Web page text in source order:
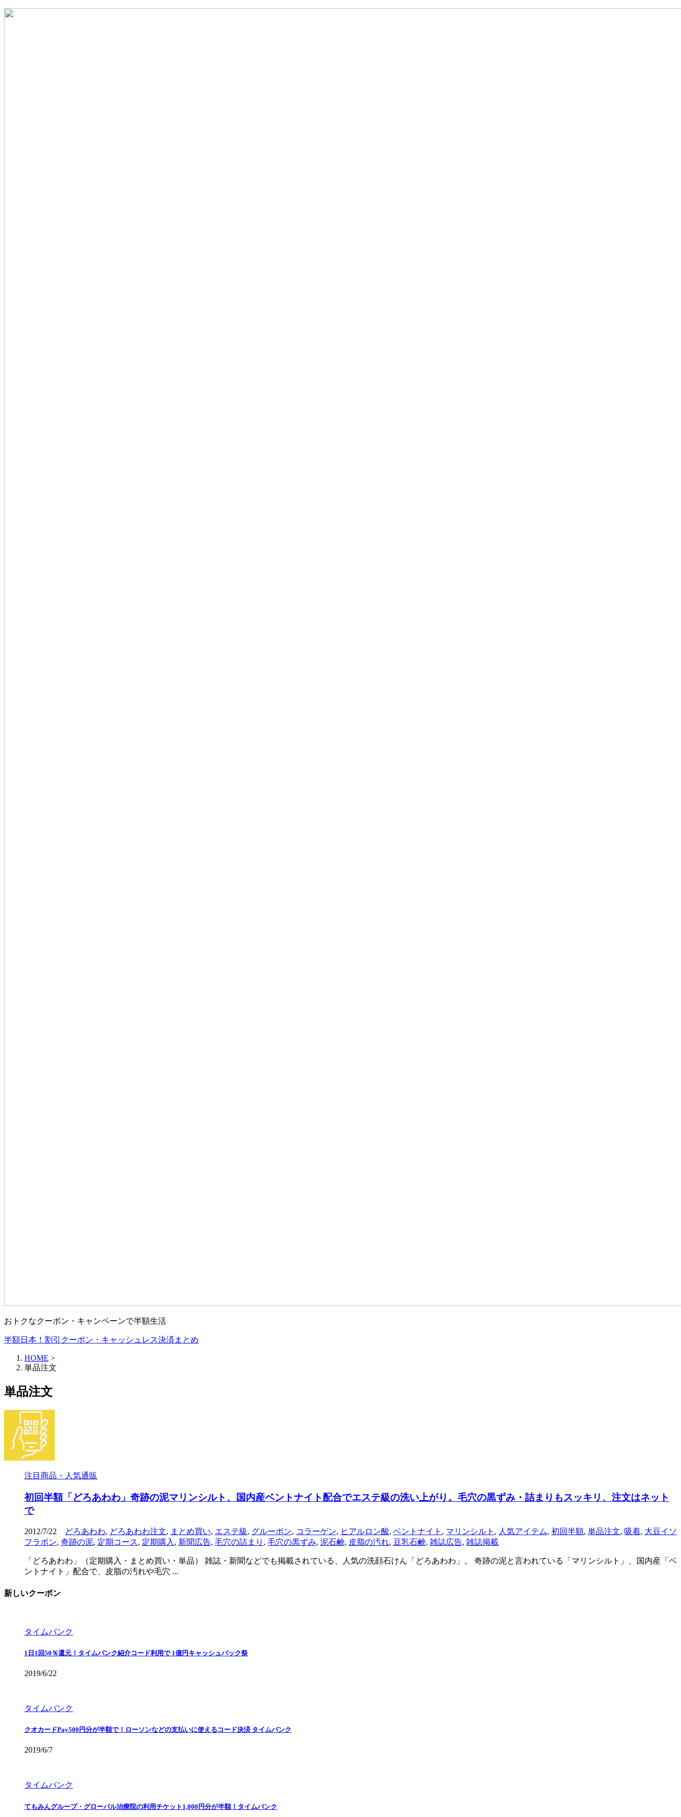
おトクなクーポン・キャンペーンで半額生活
半額日本！割引クーポン・キャッシュレス決済まとめ
HOME >
単品注文
単品注文
注目商品・人気通販
初回半額「どろあわわ」奇跡の泥マリンシルト、国内産ベントナイト配合でエステ級の洗い上がり。毛穴の黒ずみ・詰まりもスッキリ、注文はネット
で
2012/7/22 どろあわわ, どろあわわ注文, まとめ買い, エステ級, グルーポン, コラーゲン, ヒアルロン酸, ベントナイト , マリンシルト , 人気アイテム, 初回半額, 単品注文, 吸着, 大豆イソ
フラボン, 奇跡の泥, 定期コース, 定期購入 , 新聞広告, 毛穴の詰まり , 毛穴の黒ずみ, 泥石鹸, 皮脂の汚れ, 豆乳石鹸, 雑誌広告, 雑誌掲載
「どろあわわ」（定期購入・まとめ買い・単品） 雑誌・新聞などでも掲載されている、人気の洗顔石けん「どろあわわ」。 奇跡の泥と言われている「マリンシルト」、国内産「ベ
ントナイト」配合で、皮脂の汚れや毛穴 ...
新しいクーポン
タイムバンク
1日1回50％還元！タイムバンク紹介コード利用で 1億円キャッシュバック祭
2019/6/22
タイムバンク
クオカードPay500円分が半額で！ローソンなどの支払いに使えるコード決済 タイムバンク
2019/6/7
タイムバンク
てもみんグループ・グローバル治療院の利用チケット1,000円分が半額！タイムバンク